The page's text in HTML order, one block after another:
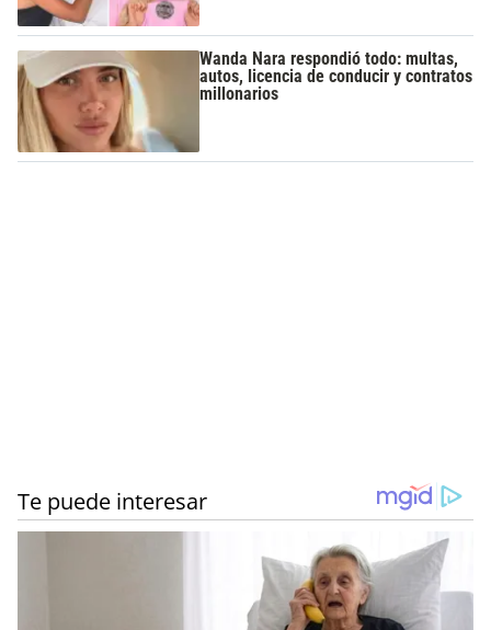
Wanda Nara respondió todo: multas,
autos, licencia de conducir y contratos
millonarios